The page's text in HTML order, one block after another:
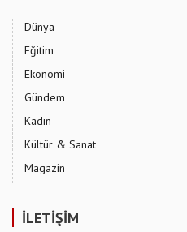
Dünya
Eğitim
Ekonomi
Gündem
Kadın
Kültür & Sanat
Magazin
İLETİŞİM